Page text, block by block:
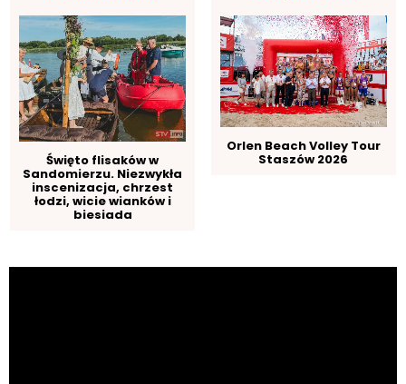
Święto flisaków w
Sandomierzu. Niezwykła
inscenizacja, chrzest
łodzi, wicie wianków i
biesiada
Orlen Beach Volley Tour
Staszów 2026